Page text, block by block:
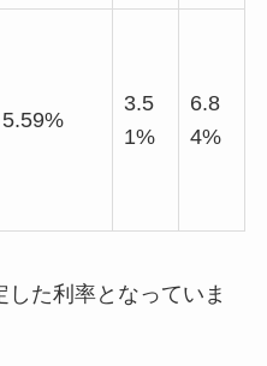
5.59%
3.5
1%
6.8
4%
た利率となっていま